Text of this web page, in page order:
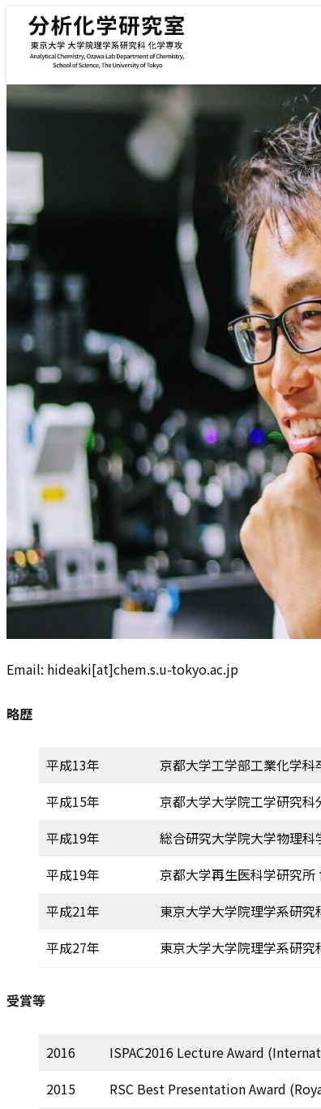
内容をスキップ
Email: hideaki[at]chem.s.u-tokyo.ac.jp
略歴
平成13年 京都大学工学部工業化学科
平成15年 京都大学大学院工学研究
平成19年 総合研究大学院大学物理
平成19年 京都大学再生医科学研究所
平成21年 東京大学大学院理学系研
平成27年 東京大学大学院理学系研
受賞等
2016 ISPAC2016 Lecture Award
2015 RSC Best Presentation Award